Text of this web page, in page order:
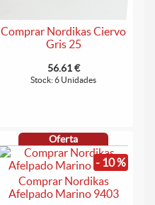
Comprar Nordikas Ciervo
Gris 25
56.61 €
Stock: 6 Unidades
Oferta
- 10 %
Comprar Nordikas
Afelpado Marino 9403